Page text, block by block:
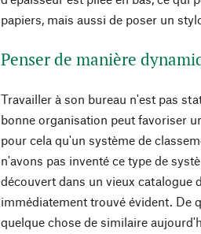
papiers, mais aussi de poser un
Penser de manière
Travailler à son bureau n'est pas
bonne organisation peut favoriser
pour cela qu'un système de
n'avons pas inventé ce type de
découvert dans un vieux catalogue
immédiatement trouvé évident. De
quelque chose de similaire